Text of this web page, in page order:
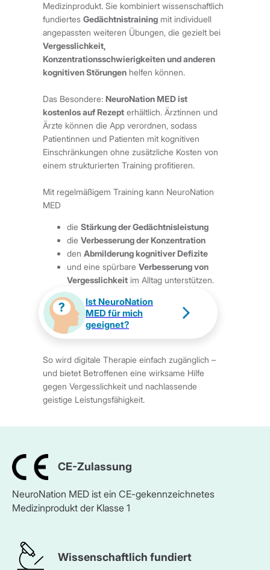
Medizinprodukt. Sie kombiniert wissenschaftlich
fundiertes Gedächtnistraining mit individuell
angepassten weiteren Übungen, die gezielt bei
Vergesslichkeit,
Konzentrationsschwierigkeiten und anderen
kognitiven Störungen helfen können.
Das Besondere: NeuroNation MED ist
kostenlos auf Rezept erhältlich. Ärztinnen und
Ärzte können die App verordnen, sodass
Patientinnen und Patienten mit kognitiven
Einschränkungen ohne zusätzliche Kosten von
einem strukturierten Training profitieren.
Mit regelmäßigem Training kann NeuroNation
MED
die Stärkung der Gedächtnisleistung
die Verbesserung der Konzentration
den Abmilderung kognitiver Defizite
und eine spürbare Verbesserung von
Vergesslichkeit im Alltag unterstützen.
So wird digitale Therapie einfach zugänglich –
und bietet Betroffenen eine wirksame Hilfe
gegen Vergesslichkeit und nachlassende
geistige Leistungsfähigkeit.
Ist NeuroNation
MED für mich
geeignet?
CE-Zulassung
NeuroNation MED ist ein CE-gekennzeichnetes
Medizinprodukt der Klasse 1
Wissenschaftlich fundiert